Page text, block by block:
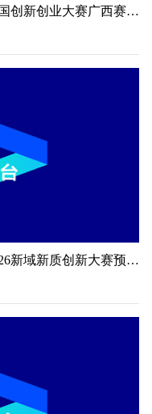
北海市科学技术局关于第十五届中国创新创业大赛广西赛区北海市选拔赛暨2026年北海市创新创业大赛相关事项的通知
深圳市工业和信息化局关于开展2026新域新质创新大赛预选推荐工作的通知